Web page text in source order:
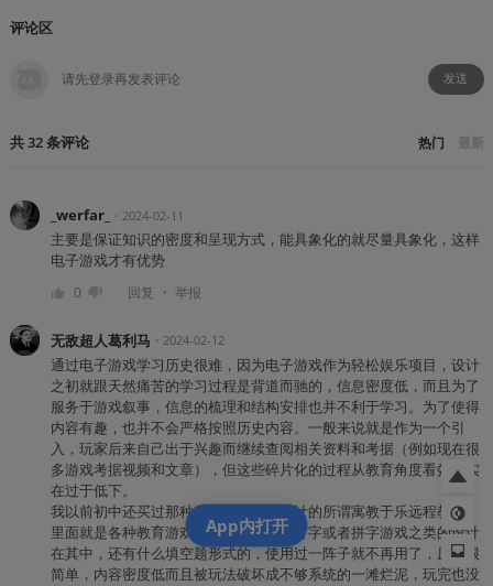
评论区
发送
共32条评论 热门 最新
_werfar_ ・ 2024-02-11
主要是保证知识的密度和呈现方式，能具象化的就尽量具象化，这样
电子游戏才有优势
0 回复 ・ 举报
无敌超人葛利马 ・ 2024-02-12
通过电子游戏学习历史很难，因为电子游戏作为轻松娱乐项目，设计
之初就跟天然痛苦的学习过程是背道而驰的，信息密度低，而且为了
服务于游戏叙事，信息的梳理和结构安排也并不利于学习。为了使得
内容有趣，也并不会严格按照历史内容。一般来说就是作为一个引
入，玩家后来自己出于兴趣而继续查阅相关资料和考据（例如现在很
多游戏考据视频和文章），但这些碎片化的过程从教育角度看效率实
在过于低下。
我以前初中还买过那种教育机构专门设计的所谓寓教于乐远程教育，
里面就是各种教育游戏，类似青蛙过河打字或者拼字游戏之类的设计
在其中，还有什么填空题形式的，使用过一阵子就不再用了，原因很
简单，内容密度低而且被玩法破坏成不够系统的一滩烂泥，玩完也没
App内打开